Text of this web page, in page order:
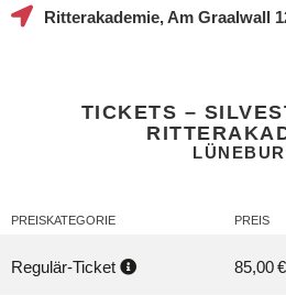
Ritterakademie,Am Graalwall
TICKETS –
PREISKATEGORIE PREIS
Regulär-Ticket 85,00 €